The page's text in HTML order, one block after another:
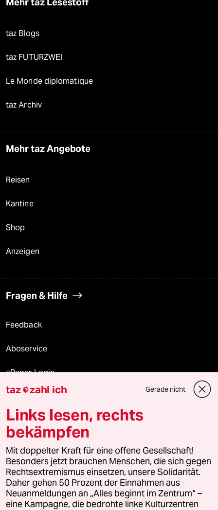
taz Blogs
taz FUTURZWEI
Le Monde diplomatique
taz Archiv
Mehr taz Angebote
Reisen
Kantine
Shop
Anzeigen
Fragen & Hilfe
Feedback
Aboservice
ePaper Login
Downloads für Abonnierende
© 2026 taz Verlags und Vertriebs GmbH
Alle Rechte vorbehalten. Bei rechtlichen Fragen oder für Genehmigungen
wenden Sie sich bitte an
lizenzen@taz.de
Feedback Redaktionsstatut Kommune-Richtlinien
taz zahl ich Gerade nicht
Links lesen, rechts
bekämpfen
Mit doppelter Kraft für eine offene Gesellschaft!
Besonders jetzt brauchen Menschen, die sich gegen
Rechtsextremismus einsetzen, unsere Solidarität.
Daher gehen 50 Prozent der Einnahmen aus
Neuanmeldungen an „Alles beginnt im Zentrum“ –
eine Kampagne, die bedrohte linke Kulturzentren